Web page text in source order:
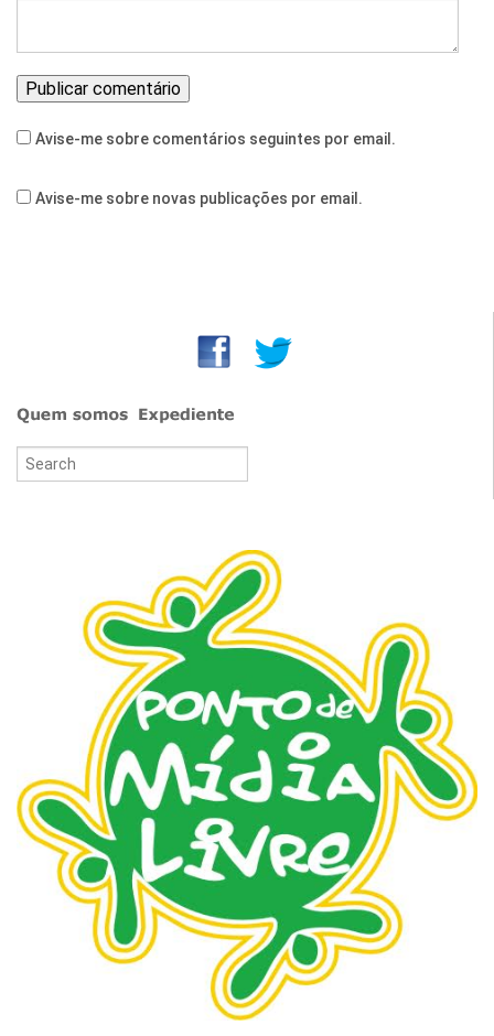
Avise-me sobre comentários seguintes por email.
Avise-me sobre novas publicações por email.